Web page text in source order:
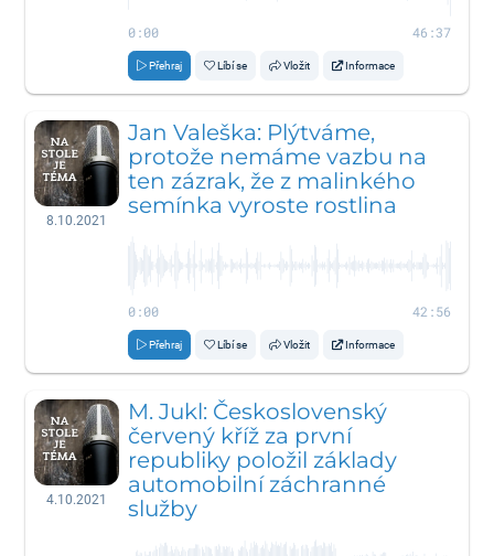
0:00 46:37
Přehraj Líbí se Vložit Informace
8.10.2021
Jan Valeška: Plýtváme,
protože nemáme vazbu na
ten zázrak, že z malinkého
semínka vyroste rostlina
0:00 42:56
Přehraj Líbí se Vložit Informace
4.10.2021
M. Jukl: Československý
červený kříž za první
republiky položil základy
automobilní záchranné
služby